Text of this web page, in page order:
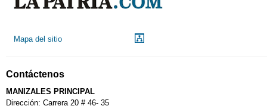
Mapa del sitio
Contáctenos
MANIZALES PRINCIPAL
Dirección: Carrera 20 # 46- 35